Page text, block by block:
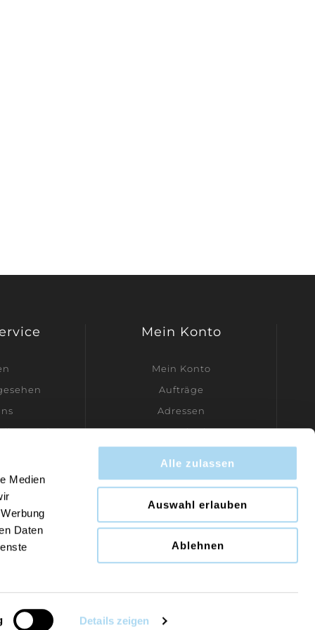
Medien
Daten
Details zeigen
Alle zulassen
Auswahl erlauben
Ablehnen
werden
Mein Konto
Mein Konto
Aufträge
Adressen
Warenkorb